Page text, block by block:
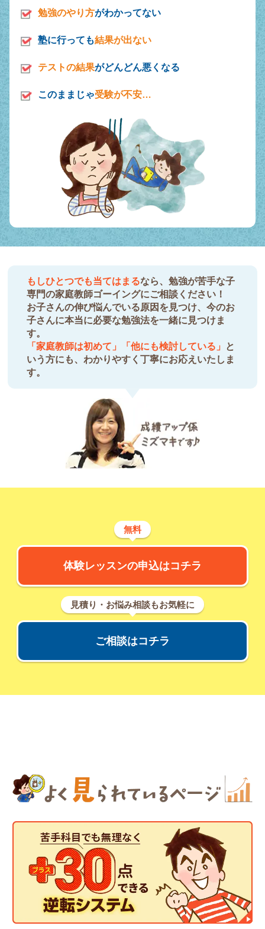
勉強のやり方がわかってない
塾に行っても結果が出ない
テストの結果がどんどん悪くなる
このままじゃ受験が不安…
もしひとつでも当てはまるなら、勉強が苦手な子
専門の家庭教師ゴーイングにご相談ください！
お子さんの伸び悩んでいる原因を見つけ、今のお
子さんに本当に必要な勉強法を一緒に見つけま
す。
「家庭教師は初めて」「他にも検討している」 と
いう方にも、わかりやすく丁寧にお応えいたしま
す。
無料
体験レッスンの申込はコチラ
見積り・お悩み相談もお気軽に
ご相談はコチラ